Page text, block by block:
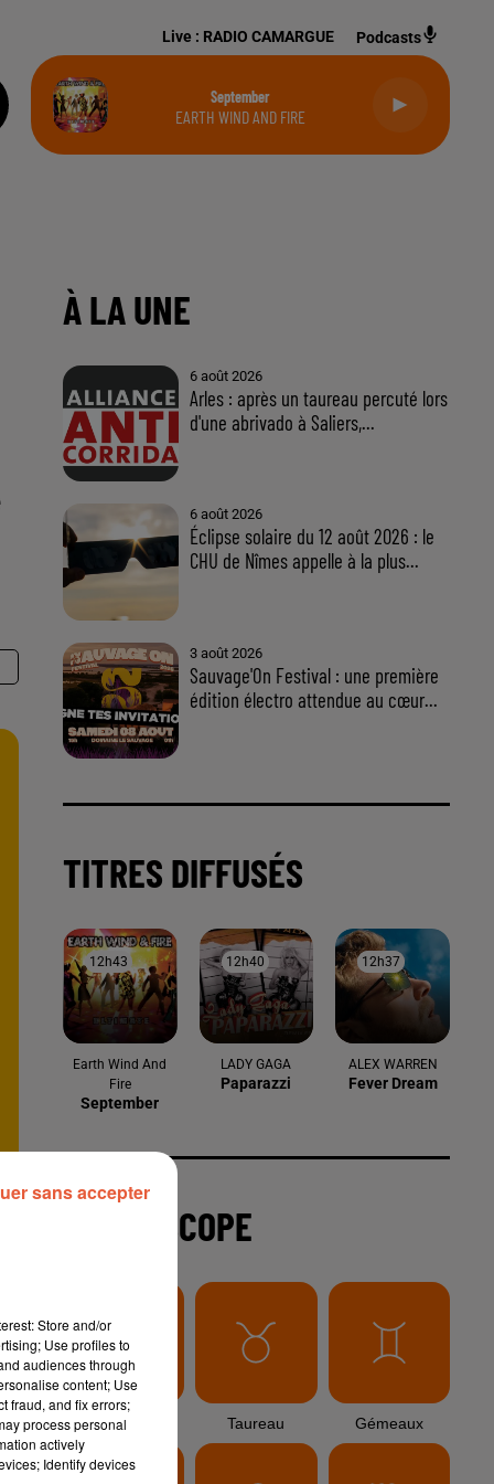
Live : RADIO CAMARGUE Podcasts
September
EARTH WIND AND FIRE
À LA UNE
6 août 2026
Arles : après un taureau percuté lors
d'une abrivado à Saliers,...
CHU de Nîmes appelle à la plus...
Sauvage'On Festival : une première
édition électro attendue au cœur...
Store and/or
Use profiles to
audiences through
content; Use
fraud, and fix errors;
process personal
actively
Identify devices
sans accepter